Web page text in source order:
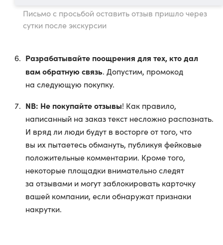
Письмо с просьбой оставить отзыв пришло через
сутки после экскурсии
Разрабатывайте поощрения для тех, кто дал
вам обратную связь. Допустим, промокод
на следующую покупку.
NB: Не покупайте отзывы! Как правило,
написанный на заказ текст несложно распознать.
И вряд ли люди будут в восторге от того, что
вы их пытаетесь обмануть, публикуя фейковые
положительные комментарии. Кроме того,
некоторые площадки внимательно следят
за отзывами и могут заблокировать карточку
вашей компании, если обнаружат признаки
накрутки.